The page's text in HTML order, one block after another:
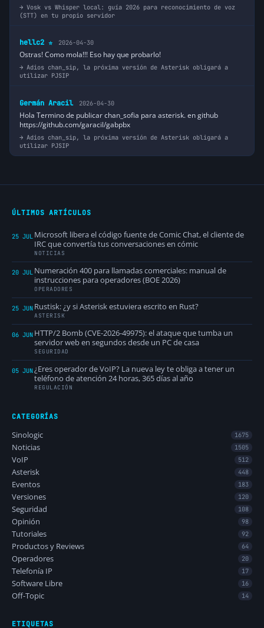
Vosk vs Whisper local: guía 2026 para reconocimiento de voz
(STT) en tu propio servidor
hellc2 ⭐ 2026-04-30
Ostras! Como mola!!! Eso hay que probarlo!
Adios chan_sip, la próxima versión de Asterisk obligará a
utilizar PJSIP
Germán Aracil 2026-04-30
Hola Termino de publicar chan_sofia para asterisk. en github
https://github.com/garacil/gabpbx
Adios chan_sip, la próxima versión de Asterisk obligará a
utilizar PJSIP
ÚLTIMOS ARTÍCULOS
25 JUL Microsoft libera el código fuente de Comic Chat, el cliente de
IRC que convertía tus conversaciones en cómic
NOTICIAS
20 JUL Numeración 400 para llamadas comerciales: manual de
instrucciones para operadores (BOE 2026)
OPERADORES
25 JUN Rustisk: ¿y si Asterisk estuviera escrito en Rust?
ASTERISK
06 JUN HTTP/2 Bomb (CVE-2026-49975): el ataque que tumba un
servidor web en segundos desde un PC de casa
SEGURIDAD
05 JUN¿Eres operador de VoIP? La nueva ley te obliga a tener un
teléfono de atención 24 horas, 365 días al año
REGULACIÓN
CATEGORÍAS
Sinologic 1675
Noticias 1505
VoIP 512
Asterisk 448
Eventos 183
Versiones 120
Seguridad 108
Opinión 98
Tutoriales 92
Productos y Reviews 64
Operadores 20
Telefonía IP 17
Software Libre 16
Off-Topic 14
ETIQUETAS